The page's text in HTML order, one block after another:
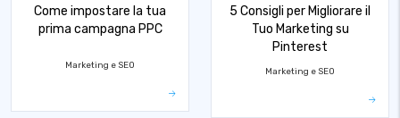
Come impostare la tua
prima campagna PPC
Marketing e SEO
5 Consigli per Migliorare il
Tuo Marketing su
Pinterest
Marketing e SEO